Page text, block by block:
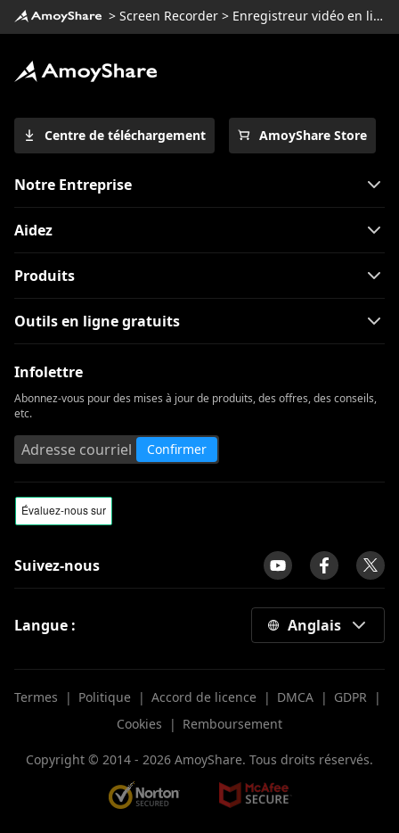
> Screen Recorder > Enregistreur vidéo en ligne
Centre de téléchargement AmoyShare Store
Notre Entreprise
Aidez
Produits
Outils en ligne gratuits
Infolettre
Abonnez-vous pour des mises à jour de produits, des offres, des conseils,
etc.
Confirmer
Suivez-nous
Langue : Anglais
Termes | Politique | Accord de licence | DMCA | GDPR |
Cookies | Remboursement
Copyright © 2014 - 2026 AmoyShare. Tous droits réservés.